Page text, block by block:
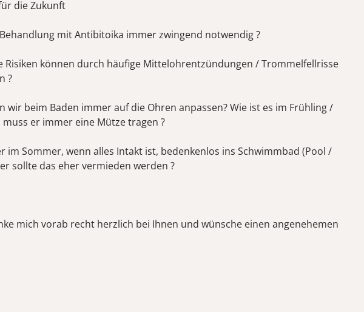
die Zukunft
mit Antibitoika immer zwingend notwendig ?
Risiken können durch häufige Mittelohrentzündungen / Trommelfellrisse
?
wir beim Baden immer auf die Ohren anpassen? Wie ist es im Frühling /
muss er immer eine Mütze tragen ?
im Sommer, wenn alles Intakt ist, bedenkenlos ins Schwimmbad (Pool /
sollte das eher vermieden werden ?
mich vorab recht herzlich bei Ihnen und wünsche einen angenehemen